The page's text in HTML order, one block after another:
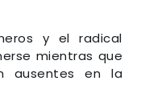
y el radical
mientras que
ausentes en la